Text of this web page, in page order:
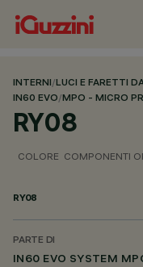
INTERNI/LUCI E FARETTI
IN60 EVO/MPO - MICRO
RY08
COLORE COMPONENTI
RY08
PARTE DI
IN60 EVO SYSTEM